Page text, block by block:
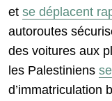
et se déplacent
autoroutes
des voitures aux
les Palestiniens
d’immatriculation